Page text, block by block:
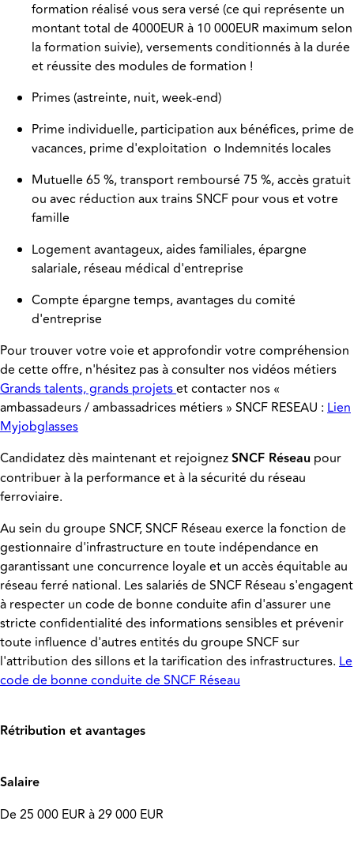
formation réalisé vous sera versé (ce qui représente un
montant total de 4000EUR à 10 000EUR maximum selon
la formation suivie), versements conditionnés à la durée
et réussite des modules de formation !
Primes (astreinte, nuit, week-end)
Prime individuelle, participation aux bénéfices, prime de
vacances, prime d'exploitation o Indemnités locales
Mutuelle 65 %, transport remboursé 75 %, accès gratuit
ou avec réduction aux trains SNCF pour vous et votre
famille
Logement avantageux, aides familiales, épargne
salariale, réseau médical d'entreprise
Compte épargne temps, avantages du comité
d'entreprise
Pour trouver votre voie et approfondir votre compréhension
de cette offre, n'hésitez pas à consulter nos vidéos métiers
Grands talents, grands projetset contacter nos «
ambassadeurs / ambassadrices métiers » SNCF RESEAU : Lien
Myjobglasses
Candidatez dès maintenant et rejoignezSNCF Réseau pour
contribuer à la performance et à la sécurité du réseau
ferroviaire.
Au sein du groupe SNCF, SNCF Réseau exerce la fonction de
gestionnaire d'infrastructure en toute indépendance en
garantissant une concurrence loyale et un accès équitable au
réseau ferré national. Les salariés de SNCF Réseau s'engagent
à respecter un code de bonne conduite afin d'assurer une
stricte confidentialité des informations sensibles et prévenir
toute influence d'autres entités du groupe SNCF sur
l'attribution des sillons et la tarification des infrastructures. Le
code de bonne conduite de SNCF Réseau
Rétribution et avantages
Salaire
De 25 000 EUR à 29 000 EUR